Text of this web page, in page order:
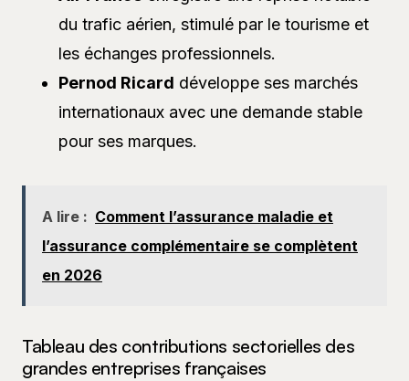
du trafic aérien, stimulé par le tourisme et
les échanges professionnels.
Pernod Ricard développe ses marchés
internationaux avec une demande stable
pour ses marques.
A lire : Comment l’assurance maladie et
l’assurance complémentaire se complètent
en 2026
Tableau des contributions sectorielles des
grandes entreprises françaises